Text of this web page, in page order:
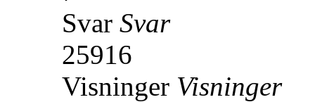
Svar Svar
25916
Visninger Visninger